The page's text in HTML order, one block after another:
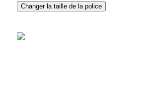
Changer la taille de la police